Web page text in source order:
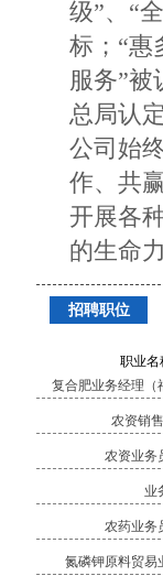
级”、“
标；“惠
服务”被
总局认
公司始
作、共
开展各
的生命
招聘职位
职业名
复合肥业务经理（
农资销
农资业务
业
农药业务
氮磷钾原料贸易